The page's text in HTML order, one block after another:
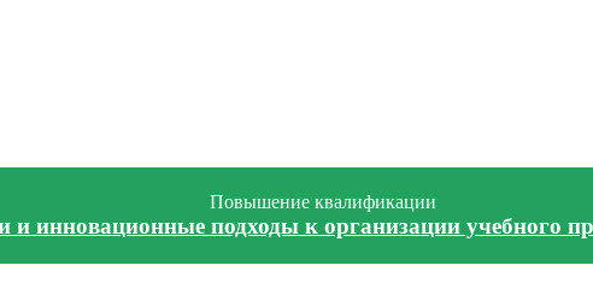
Повышение квалификации
и инновационные подходы к организации учебного